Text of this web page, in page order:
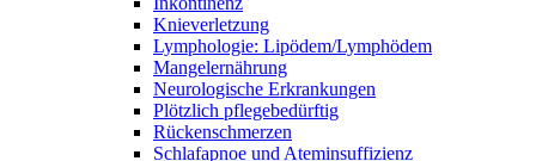
Knieverletzung
Lymphologie: Lipödem/Lymphödem
Mangelernährung
Neurologische Erkrankungen
Plötzlich pflegebedürftig
Rückenschmerzen
Schlafapnoe und Ateminsuffizienz